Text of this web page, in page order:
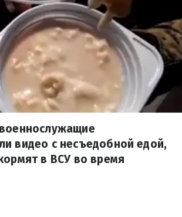
видео с несъедобной едой,
в ВСУ во время